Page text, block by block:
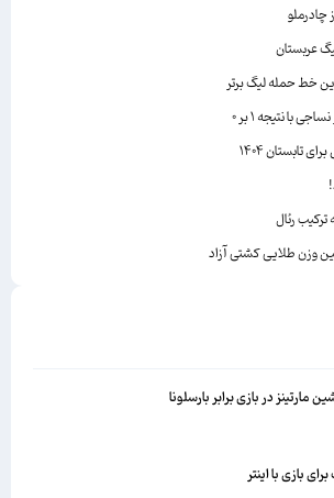
عربستان
خط حمله لیگ برتر
نتیجه ۱ بر ۰
۱۴۰۴
رئال
طلایی کشتی آزاد
مارتینز در بازی برابر بارسلونا
بازی با اینتر